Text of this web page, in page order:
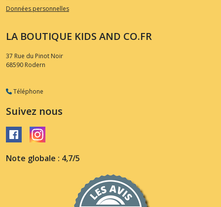
Données personnelles
LA BOUTIQUE KIDS AND CO.FR
37 Rue du Pinot Noir
68590 Rodern
Téléphone
Suivez nous
Note globale : 4,7/5